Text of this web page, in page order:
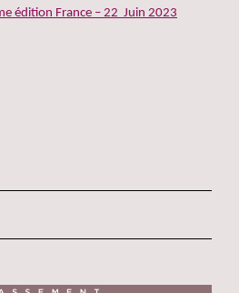
édition France – 22 Juin 2023